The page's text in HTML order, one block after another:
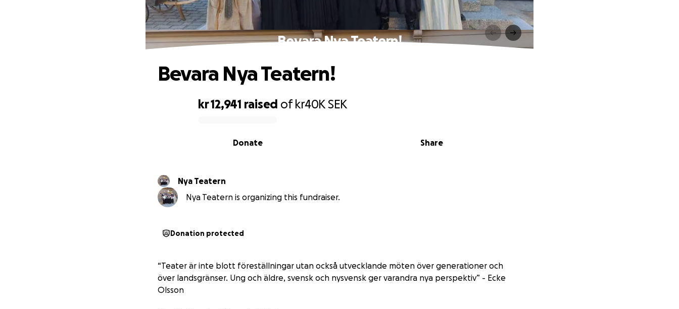
Bevara Nya Teatern!
kr 12,941 raised of kr40KSEK
Share
Donate
Bevara Nya Teatern!
Nya Teatern
Nya Teatern is organizing this fundraiser.
Donation protected
“Teater är inte blott föreställningar utan också utvecklande möten över generationer och
över landsgränser. Ung och äldre, svensk och nysvensk ger varandra nya perspektiv” - Ecke
Olsson